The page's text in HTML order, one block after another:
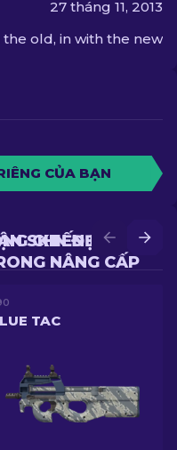
27 tháng 11, 2013
old, in with the new
CỦA BẠN
SKIN ĐẸP HƠN
NÂNG CẤP
CHIẾN ĐẤU
TAC